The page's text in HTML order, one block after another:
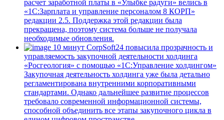
расчет заработной платы в «Улыбке радуги» велись в
«1С:Зарплата и управление персоналом 8 КОРП»
редакции 2.5. Поддержка этой редакции была
прекращена, поэтому система больше не получала
необходимые обновления.
10 минут CorpSoft24 повысила прозрачность и
управляемость закупочной деятельности холдинга
«Росгеология» с помощью «1С:Управление холдингом»
Закупочная деятельность холдинга уже была детально
регламентирована внутренними корпоративными
стандартами. Однако дальнейшее развитие процессов
требовало современной информационной системы,
способной объединить все этапы закупочного цикла в